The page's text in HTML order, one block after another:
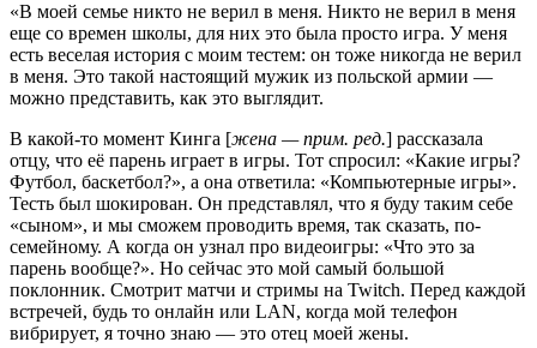
«В моей семье никто не верил в меня. Никто не верил в меня
еще со времен школы, для них это была просто игра. У меня
есть веселая история с моим тестем: он тоже никогда не верил
в меня. Это такой настоящий мужик из польской армии —
можно представить, как это выглядит.
В какой-то момент Кинга [жена — прим. ред.] рассказала
отцу, что её парень играет в игры. Тот спросил: «Какие игры?
Футбол, баскетбол?», а она ответила: «Компьютерные игры».
Тесть был шокирован. Он представлял, что я буду таким себе
«сыном», и мы сможем проводить время, так сказать, по-
семейному. А когда он узнал про видеоигры: «Что это за
парень вообще?». Но сейчас это мой самый большой
поклонник. Смотрит матчи и стримы на Twitch. Перед каждой
встречей, будь то онлайн или LAN, когда мой телефон
вибрирует, я точно знаю — это отец моей жены.